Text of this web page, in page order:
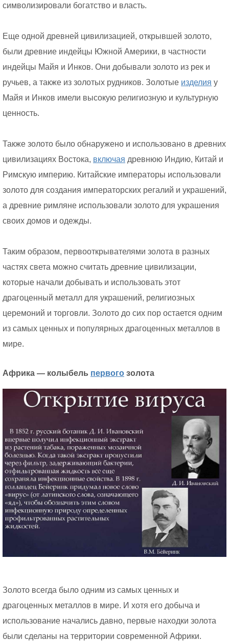
символизировали богатство и власть.
Еще одной древней цивилизацией, открывшей золото,
были древние индейцы Южной Америки, в частности
индейцы Майя и Инков. Они добывали золото из рек и
ручьев, а также из золотых рудников. Золотые изделия у
Майя и Инков имели высокую религиозную и культурную
ценность.
Также золото было обнаружено и использовано в древних
цивилизациях Востока, включая древнюю Индию, Китай и
Римскую империю. Китайские императоры использовали
золото для создания императорских регалий и украшений,
а древние римляне использовали золото для украшения
своих домов и одежды.
Таким образом, первооткрывателями золота в разных
частях света можно считать древние цивилизации,
которые начали добывать и использовать этот
драгоценный металл для украшений, религиозных
церемоний и торговли. Золото до сих пор остается одним
из самых ценных и популярных драгоценных металлов в
мире.
Африка — колыбель первого золота
Золото всегда было одним из самых ценных и
драгоценных металлов в мире. И хотя его добыча и
использование начались давно, первые находки золота
были сделаны на территории современной Африки.